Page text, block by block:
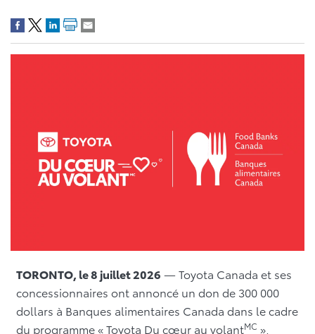
TORONTO, le 8 juillet 2026 — Toyota Canada et ses
concessionnaires ont annoncé un don de 300 000
dollars à Banques alimentaires Canada dans le cadre
du programme « Toyota Du cœur au volantMC »,